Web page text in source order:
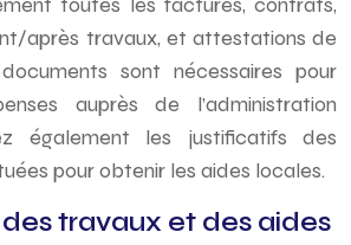
après travaux, et attestations de
sont nécessaires pour
auprès de l’administration
également les justificatifs des
pour obtenir les aides locales.
travaux et des aides